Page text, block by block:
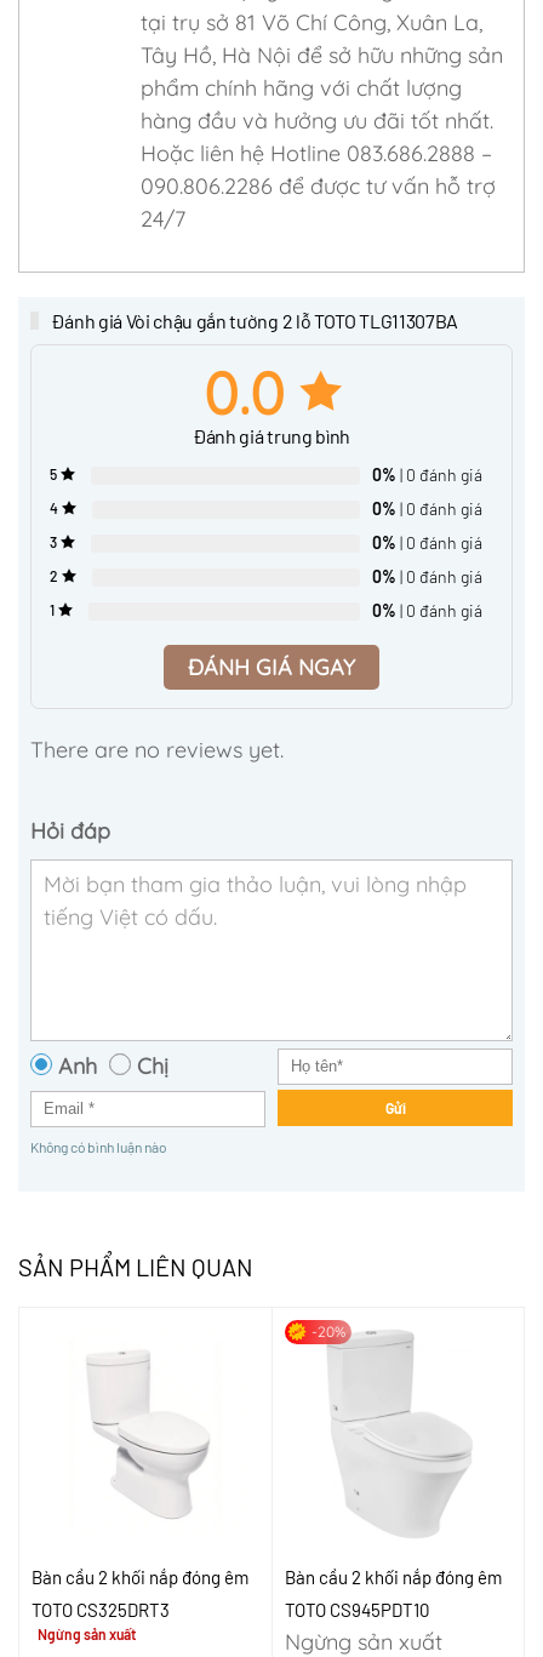
tại trụ sở 81 Võ Chí Công, Xuân La,
Tây Hồ, Hà Nội để sở hữu những sản
phẩm chính hãng với chất lượng
hàng đầu và hưởng ưu đãi tốt nhất.
Hoặc liên hệ Hotline 083.686.2888 –
090.806.2286 để được tư vấn hỗ trợ
24/7
Đánh giá Vòi chậu gắn tường 2 lỗ TOTO TLG11307BA
0.0
Đánh giá trung bình
5 0% | 0 đánh giá
4 0% | 0 đánh giá
3 0% | 0 đánh giá
2 0% | 0 đánh giá
1 0% | 0 đánh giá
ĐÁNH GIÁ NGAY
There are no reviews yet.
Hỏi đáp
Anh Chị
Gửi
Không có bình luận nào
SẢN PHẨM LIÊN QUAN
Bàn cầu 2 khối nắp đóng êm
TOTO CS325DRT3
Ngừng sản xuất
-20%
Bàn cầu 2 khối nắp đóng êm
TOTO CS945PDT10
Ngừng sản xuất